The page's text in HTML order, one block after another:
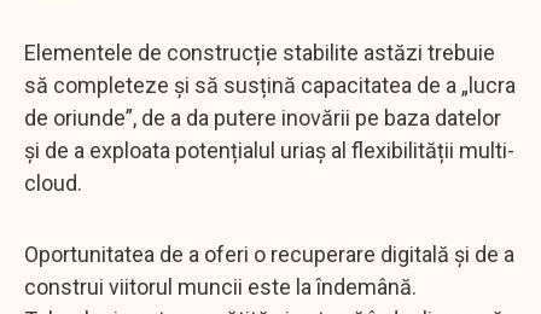
Elementele de construcție stabilite astăzi trebuie
să completeze și să susțină capacitatea de a „lucra
de oriunde”, de a da putere inovării pe baza datelor
și de a exploata potențialul uriaș al flexibilității multi-
cloud.
Oportunitatea de a oferi o recuperare digitală și de a
construi viitorul muncii este la îndemână.